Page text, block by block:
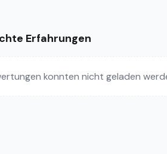
Erfahrungen
konnten nicht geladen